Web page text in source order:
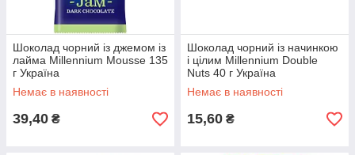
Шоколад чорний із джемом із
лайма Millennium Mousse 135
г Україна
Немає в наявності
39,40 ₴
Шоколад чорний із начинкою
і цілим Millennium Double
Nuts 40 г Україна
Немає в наявності
15,60 ₴